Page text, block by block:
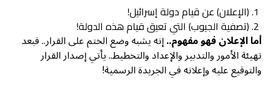
(الإعلان) عن قيام دولة إسرائيل!
(تصفية الجيوب) التي تعيق قيام هذه الدولة!
أما الإعلان فهو مفهوم..إنه يشبه وضع الختم على القرار.. فبعد
تهيئة الأمور والتدبير والإعداد والتخطيط.. يأتي إصدار القرار
والتوقيع عليه وإعلانه في الجريدة الرسمية!